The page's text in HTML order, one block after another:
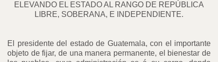
ELEVANDO EL ESTADO AL RANGO DE REPÚBLICA
LIBRE, SOBERANA, E INDEPENDIENTE.
El presidente del estado de Guatemala, con el importante
objeto de fijar, de una manera permanente, el bienestar de